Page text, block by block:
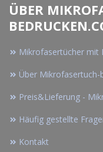
ÜBER
Mikrofasertücher mit
Über Mikrofasertuch-
Preis&Lieferung -
Häufig gestellte
Kontakt